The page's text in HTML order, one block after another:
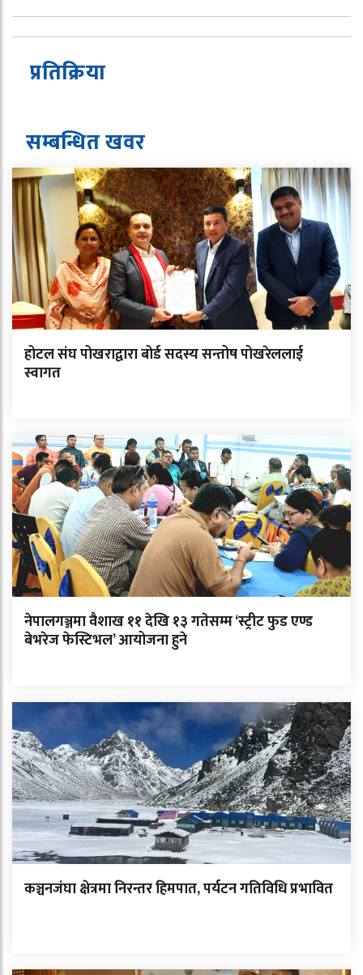
प्रतिक्रिया
सम्बन्धित खवर
होटल संघ पोखराद्वारा बोर्ड सदस्य सन्तोष पोखरेललाई
स्वागत
नेपालगञ्जमा वैशाख ११ देखि १३ गतेसम्म ‘स्ट्रीट फुड एण्ड
बेभरेज फेस्टिभल’ आयोजना हुने
कञ्चनजंघा क्षेत्रमा निरन्तर हिमपात, पर्यटन गतिविधि प्रभावित